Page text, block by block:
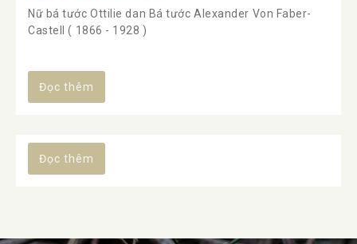
Nữ bá tước Ottilie dan Bá tước Alexander Von Faber-
Castell ( 1866 - 1928 )
Đọc thêm
Đọc thêm